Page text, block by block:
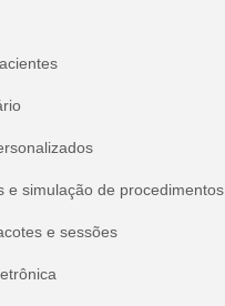
e simulação de procedimentos
e sessões